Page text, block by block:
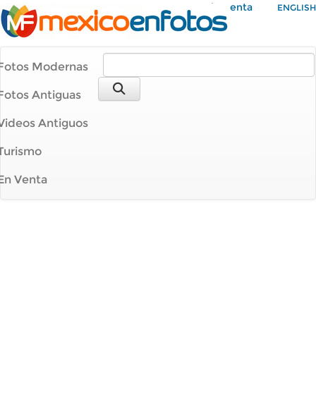
Mi Cuenta ENGLISH
Modernas
Antiguas
Antiguos
Venta